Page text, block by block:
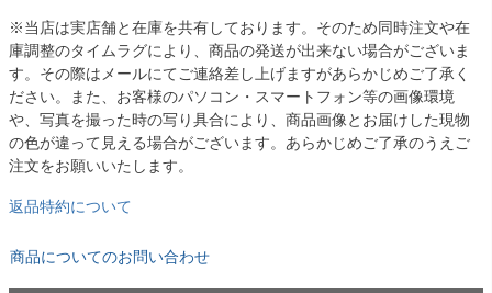
※当店は実店舗と在庫を共有しております。そのため同時注文や在
庫調整のタイムラグにより、商品の発送が出来ない場合がございま
す。その際はメールにてご連絡差し上げますがあらかじめご了承く
ださい。また、お客様のパソコン・スマートフォン等の画像環境
や、写真を撮った時の写り具合により、商品画像とお届けした現物
の色が違って見える場合がございます。あらかじめご了承のうえご
注文をお願いいたします。
返品特約について
商品についてのお問い合わせ